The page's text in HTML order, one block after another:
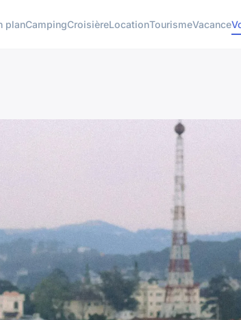
planCampingCroisièreLocationTourismeVacance